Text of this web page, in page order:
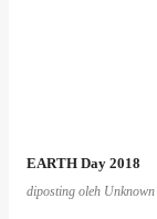
EARTH Day 2018
diposting oleh Unknown